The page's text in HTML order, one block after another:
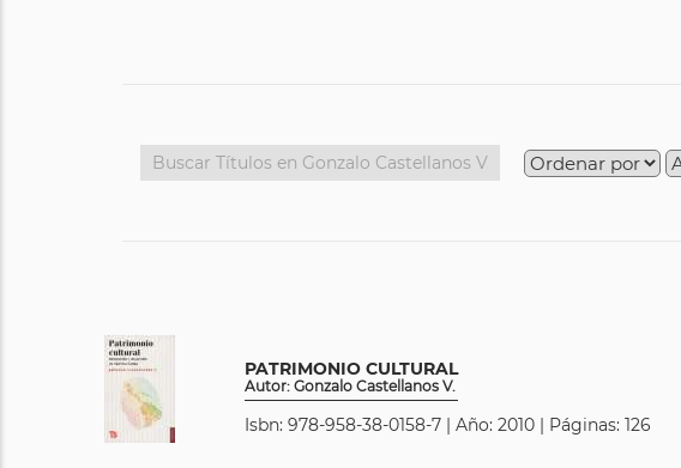
PATRIMONIO CULTURAL
Autor: Gonzalo Castellanos V.
Isbn: 978-958-38-0158-7 | Año: 2010 | Páginas: 126